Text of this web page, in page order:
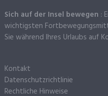
Sich auf der Insel bewegen :
wichtigsten
Sie während Ihres Urlaubs auf
Kontakt
Datenschutzrichtlinie
Rechtliche Hinweise